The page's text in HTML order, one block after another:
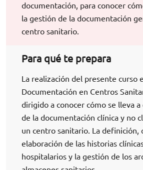
documentación, para conocer
la gestión de la documentación
centro sanitario.
Para qué te prepara
La realización del presente curso
Documentación en Centros
dirigido a conocer cómo se lleva a
de la documentación clínica y no
un centro sanitario. La definición,
elaboración de las historias
hospitalarios y la gestión de los